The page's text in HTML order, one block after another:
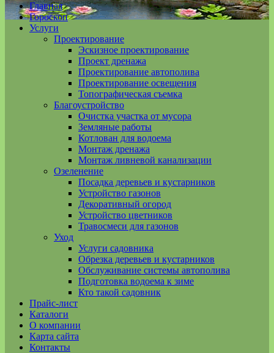
Главная
Гороскоп
Услуги
Проектирование
Эскизное проектирование
Проект дренажа
Проектирование автополива
Проектирование освещения
Топографическая съемка
Благоустройство
Очистка участка от мусора
Земляные работы
Котлован для водоема
Монтаж дренажа
Монтаж ливневой канализации
Озеленение
Посадка деревьев и кустарников
Устройство газонов
Декоративный огород
Устройство цветников
Травосмеси для газонов
Уход
Услуги садовника
Обрезка деревьев и кустарников
Обслуживание системы автополива
Подготовка водоема к зиме
Кто такой садовник
Прайс-лист
Каталоги
О компании
Карта сайта
Контакты